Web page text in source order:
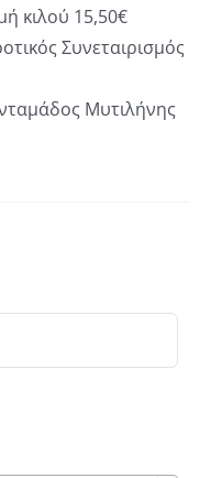
κιλού 15,50€
Συνεταιρισμός
Μυτιλήνης